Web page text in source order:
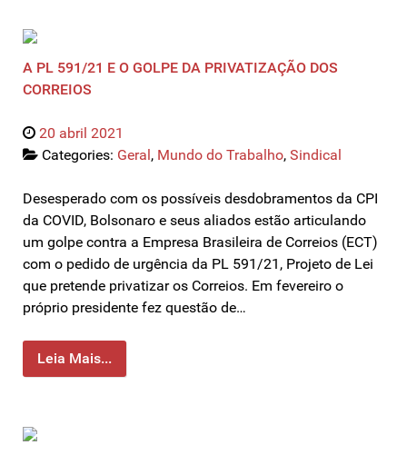
A PL 591/21 E O GOLPE DA PRIVATIZAÇÃO DOS
CORREIOS
20 abril 2021
Categories: Geral, Mundo do Trabalho, Sindical
Desesperado com os possíveis desdobramentos da CPI
da COVID, Bolsonaro e seus aliados estão articulando
um golpe contra a Empresa Brasileira de Correios (ECT)
com o pedido de urgência da PL 591/21, Projeto de Lei
que pretende privatizar os Correios. Em fevereiro o
próprio presidente fez questão de…
Leia Mais...